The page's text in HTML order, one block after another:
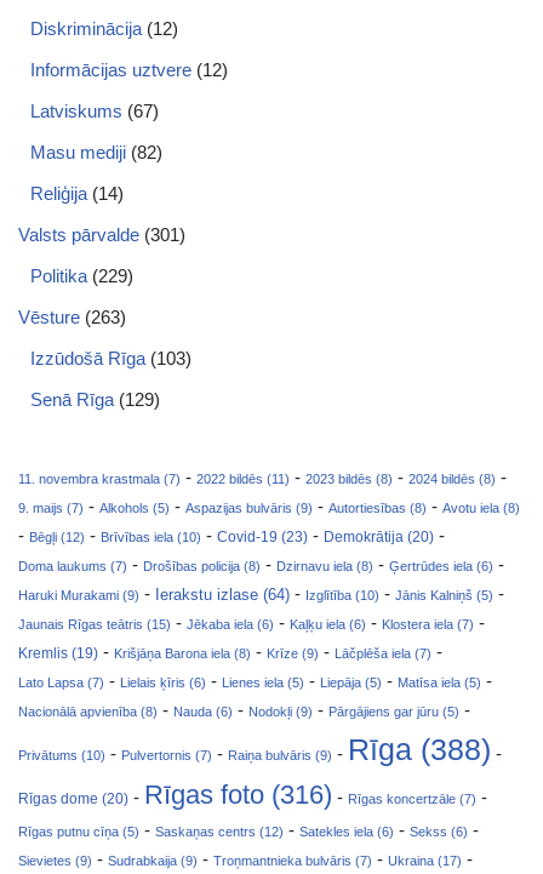
Diskriminācija (12)
Informācijas uztvere (12)
Latviskums (67)
Masu mediji (82)
Reliģija (14)
Valsts pārvalde (301)
Politika (229)
Vēsture (263)
Izzūdošā Rīga (103)
Senā Rīga (129)
11. novembra krastmala (7) - 2022 bildēs (11) - 2023 bildēs (8) - 2024 bildēs (8) -
9. maijs (7) - Alkohols (5) - Aspazijas bulvāris (9) - Autortiesības (8) - Avotu iela (8)
- Bēgļi (12) - Brīvības iela (10) - Covid-19 (23) - Demokrātija (20) -
Doma laukums (7) - Drošības policija (8) - Dzirnavu iela (8) - Ģertrūdes iela (6) -
Haruki Murakami (9) - Ierakstu izlase (64) - Izglītība (10) - Jānis Kalniņš (5) -
Jaunais Rīgas teātris (15) - Jēkaba iela (6) - Kaļķu iela (6) - Klostera iela (7) -
Kremlis (19) - Krišjāņa Barona iela (8) - Krīze (9) - Lāčplēša iela (7) -
Lato Lapsa (7) - Lielais ķīris (6) - Lienes iela (5) - Liepāja (5) - Matīsa iela (5) -
Nacionālā apvienība (8) - Nauda (6) - Nodokļi (9) - Pārgājiens gar jūru (5) -
Privātums (10) - Pulvertornis (7) - Raiņa bulvāris (9) - Rīga (388) -
Rīgas dome (20) - Rīgas foto (316) - Rīgas koncertzāle (7) -
Rīgas putnu cīņa (5) - Saskaņas centrs (12) - Satekles iela (6) - Sekss (6) -
Sievietes (9) - Sudrabkaija (9) - Troņmantnieka bulvāris (7) - Ukraina (17) -